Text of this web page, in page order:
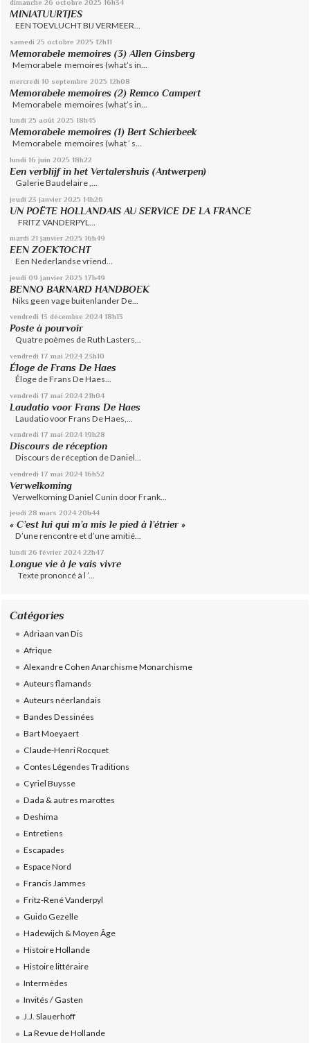
dimanche 26 octobre 2025 16h34
MINIATUURTJES
EEN TOEVLUCHT BIJ VERMEER...
samedi 25 octobre 2025 12h11
Memorabele memoires (3) Allen Ginsberg
Memorabele memoires (what’s in...
mercredi 10 septembre 2025 12h08
Memorabele memoires (2) Remco Campert
Memorabele memoires (what’s in...
lundi 25 août 2025 18h45
Memorabele memoires (1) Bert Schierbeek
Memorabele memoires (what ’ s...
lundi 16 juin 2025 18h22
Een verblijf in het Vertalershuis (Antwerpen)
Galerie Baudelaire ,...
jeudi 23 janvier 2025 14h26
UN POËTE HOLLANDAIS AU SERVICE DE LA FRANCE
FRITZ VANDERPYL...
mardi 21 janvier 2025 16h49
EEN ZOEKTOCHT
Een Nederlandse vriend...
jeudi 09 janvier 2025 17h49
BENNO BARNARD HANDBOEK
Niks geen vage buitenlander De...
vendredi 13 décembre 2024 18h13
Poste à pourvoir
Quatre poèmes de Ruth Lasters...
vendredi 17 mai 2024 23h10
Éloge de Frans De Haes
Éloge de Frans De Haes...
vendredi 17 mai 2024 21h04
Laudatio voor Frans De Haes
Laudatio voor Frans De Haes,...
vendredi 17 mai 2024 19h28
Discours de réception
Discours de réception de Daniel...
vendredi 17 mai 2024 16h52
Verwelkoming
Verwelkoming Daniel Cunin door Frank...
jeudi 28 mars 2024 20h44
« C’est lui qui m’a mis le pied à l’étrier »
D’une rencontre et d’une amitié...
lundi 26 février 2024 22h47
Longue vie à Je vais vivre
Texte prononcé à l ’...
Catégories
Adriaan van Dis
Afrique
Alexandre Cohen Anarchisme Monarchisme
Auteurs flamands
Auteurs néerlandais
Bandes Dessinées
Bart Moeyaert
Claude-Henri Rocquet
Contes Légendes Traditions
Cyriel Buysse
Dada & autres marottes
Deshima
Entretiens
Escapades
Espace Nord
Francis Jammes
Fritz-René Vanderpyl
Guido Gezelle
Hadewijch & Moyen Âge
Histoire Hollande
Histoire littéraire
Intermèdes
Invités / Gasten
J.J. Slauerhoff
La Revue de Hollande